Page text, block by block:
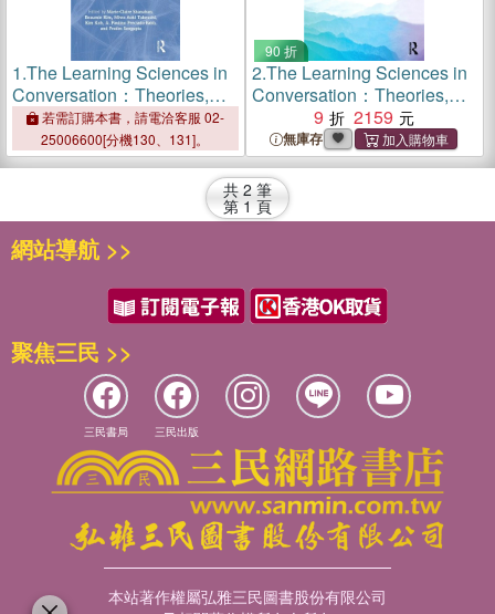
1.The Learning Sciences in
Conversation：Theories,
Methodologies, and
Boundary Spaces
若需訂購本書，請電洽客服 02-
25006600[分機130、131]。
90 折
2.The Learning Sciences in
Conversation：Theories,
Methodologies, and
Boundary Spaces
9 2159
無庫存
共 2 筆
第 1 頁
網站導航 >>
聚焦三民 >>
三民書局 三民出版
本站著作權屬弘雅三民圖書股份有限公司